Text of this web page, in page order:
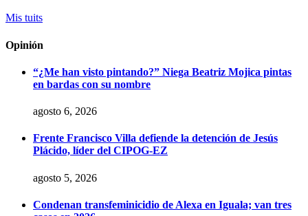
Mis tuits
Opinión
“¿Me han visto pintando?” Niega Beatriz Mojica pintas
en bardas con su nombre
agosto 6, 2026
Frente Francisco Villa defiende la detención de Jesús
Plácido, líder del CIPOG-EZ
agosto 5, 2026
Condenan transfeminicidio de Alexa en Iguala; van tres